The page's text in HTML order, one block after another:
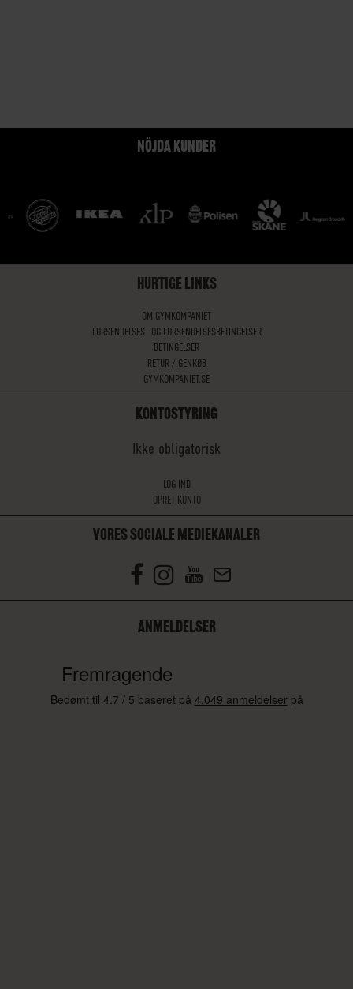
NÖJDA KUNDER
HURTIGE LINKS
OM GYMKOMPANIET
FORSENDELSES- OG FORSENDELSESBETINGELSER
BETINGELSER
RETUR / GENKØB
GYMKOMPANIET.SE
KONTOSTYRING
Ikke obligatorisk
LOG IND
OPRET KONTO
VORES SOCIALE MEDIEKANALER
ANMELDELSER